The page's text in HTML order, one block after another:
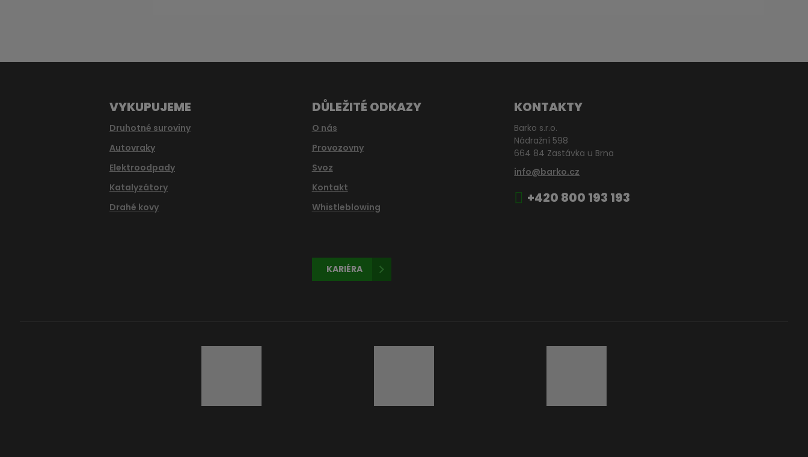
VYKUPUJEME
Druhotné suroviny
Autovraky
Elektroodpady
Katalyzátory
Drahé kovy
DŮLEŽITÉ ODKAZY
O nás
Provozovny
Svoz
Kontakt
Whistleblowing
KARIÉRA
KONTAKTY
Barko s.r.o.
Nádražní 598
664 84 Zastávka u Brna
info@barko.cz
+420 800 193 193